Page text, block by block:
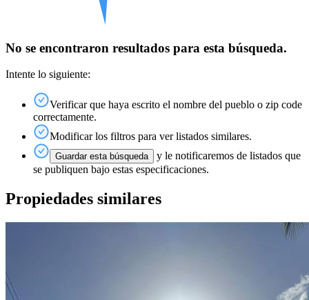
No se encontraron resultados para esta búsqueda.
Intente lo siguiente:
Verificar que haya escrito el nombre del pueblo o zip code
correctamente.
Modificar los filtros para ver listados similares.
Guardar esta búsqueda
y le notificaremos de listados que
se publiquen bajo estas especificaciones.
Propiedades similares